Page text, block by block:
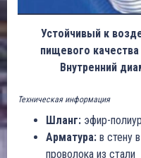
Устойчивый к
пищевого
Внутренний
Техническая информация
Шланг: эфир-
Арматура: в стену
проволока из стали